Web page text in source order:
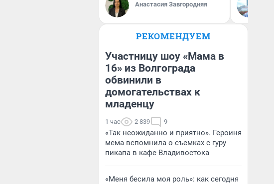
Анастасия Завгородняя
РЕКОМЕНДУЕМ
Участницу шоу «Мама в
16» из Волгограда
обвинили в
домогательствах к
младенцу
1 час 2 839 9
«Так неожиданно и приятно». Героиня
мема вспомнила о съемках с гуру
пикапа в кафе Владивостока
«Меня бесила моя роль»: как сегодня